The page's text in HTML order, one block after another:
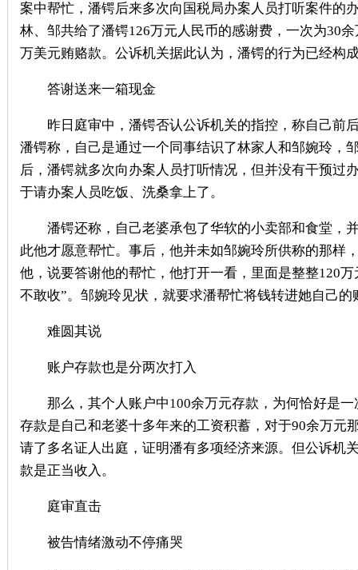
案中帮忙，潘锷后来多次向国税局办案人员打听案件的
林、邹共给了潘锷126万元人民币的感谢费，一次为30
万美元贿赂款。公诉机关据此认为，潘锷的行为已经构
答谢送来一箱现金
昨日庭审中，潘锷否认公诉机关的指控，称自己前后
潘锷称，自己是通过一个同事结识了林家人和邹婉玲，
后，潘锷就多次向办案人员打听情况，但并没有干预过
于请办案人员吃饭、洗桑拿上了。
潘锷还称，自己老婆承包了华软的小卖部和食堂，
此他才愿意帮忙。事后，他并未如邹婉玲所供称的那样
他，说要答谢他的帮忙，他打开一看，里面是整整120
不敢收”。邹婉玲见状，就要求潘帮忙将钱转进她自己
难圆其说
账户存款也是分两次打入
那么，其个人账户中100余万元存款，为何恰好是一
存款是自己和老婆十多年来的工资积蓄，对于90余万元
请了多名证人出庭，证明潘有多项经济来源。但公诉机
款是正当收入。
庭审直击
被告情绪激动不停痛哭